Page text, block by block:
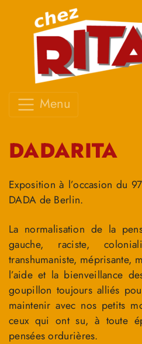
Menu
DADARITA
Exposition à l’occasion du 97
DADA de Berlin.
La normalisation de la
gauche, raciste,
transhumaniste, méprisante,
l’aide et la bienveillance
goupillon toujours alliés
maintenir avec nos petits
ceux qui ont su, à toute
pensées ordurières.